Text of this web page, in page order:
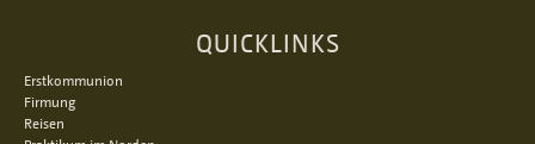
QUICKLINKS
Erstkommunion
Firmung
Reisen